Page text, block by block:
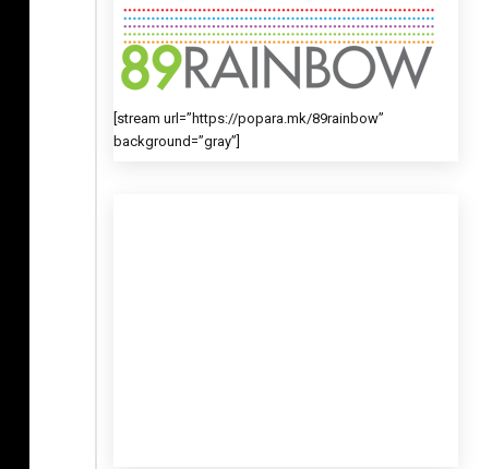
[stream url=”https://popara.mk/89rainbow”
background=”gray”]